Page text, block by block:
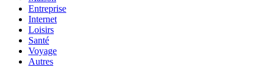
Entreprise
Internet
Loisirs
Santé
Voyage
Autres